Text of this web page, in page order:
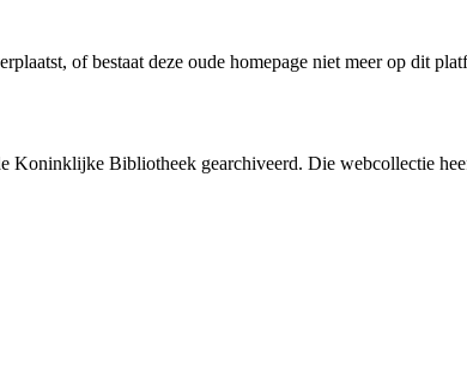
of bestaat deze oude homepage niet meer op dit
Koninklijke Bibliotheek gearchiveerd. Die webcollectie